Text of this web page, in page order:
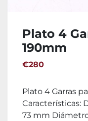
Plato 4
190mm
€280
Plato 4 Garras
Características:
73 mm Diámetro